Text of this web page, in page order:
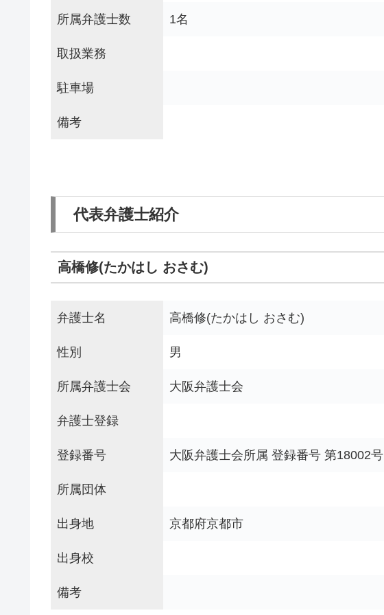
所属弁護士数 1名
取扱業務
駐車場
備考
代表弁護士紹介
高橋修(たかはし おさむ)
弁護士名 高橋修(たかはし おさむ)
性別 男
所属弁護士会 大阪弁護士会
弁護士登録
登録番号 大阪弁護士会所属 登録番号 第18002号
所属団体
出身地 京都府京都市
出身校
備考